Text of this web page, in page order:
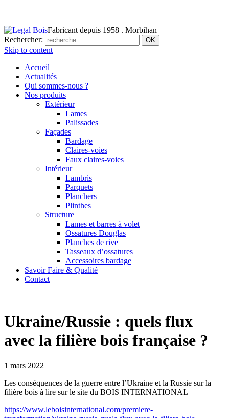
Fabricant depuis 1958 . Morbihan
Rechercher:
Skip to content
Accueil
Actualités
Qui sommes-nous ?
Nos produits
Extérieur
Lames
Palissades
Façades
Bardage
Claires-voies
Faux claires-voies
Intérieur
Lambris
Parquets
Planchers
Plinthes
Structure
Lames et barres à volet
Ossatures Douglas
Planches de rive
Tasseaux d’ossatures
Accessoires bardage
Savoir Faire & Qualité
Contact
Ukraine/Russie : quels flux
avec la filière bois française ?
1 mars 2022
Les conséquences de la guerre entre l’Ukraine et la Russie sur la
filière bois à lire sur le site du BOIS INTERNATIONAL
https://www.leboisinternational.com/premiere-